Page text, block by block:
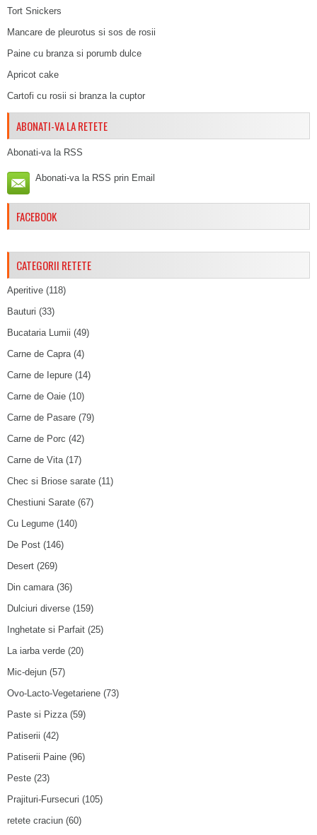
Tort Snickers
Mancare de pleurotus si sos de rosii
Paine cu branza si porumb dulce
Apricot cake
Cartofi cu rosii si branza la cuptor
ABONATI-VA LA RETETE
Abonati-va la RSS
Abonati-va la RSS prin Email
FACEBOOK
CATEGORII RETETE
Aperitive (118)
Bauturi (33)
Bucataria Lumii (49)
Carne de Capra (4)
Carne de Iepure (14)
Carne de Oaie (10)
Carne de Pasare (79)
Carne de Porc (42)
Carne de Vita (17)
Chec si Briose sarate (11)
Chestiuni Sarate (67)
Cu Legume (140)
De Post (146)
Desert (269)
Din camara (36)
Dulciuri diverse (159)
Inghetate si Parfait (25)
La iarba verde (20)
Mic-dejun (57)
Ovo-Lacto-Vegetariene (73)
Paste si Pizza (59)
Patiserii (42)
Patiserii Paine (96)
Peste (23)
Prajituri-Fursecuri (105)
retete craciun (60)